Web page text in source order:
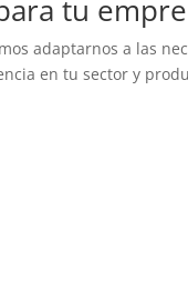
tu
adaptarnos a las
en tu sector y